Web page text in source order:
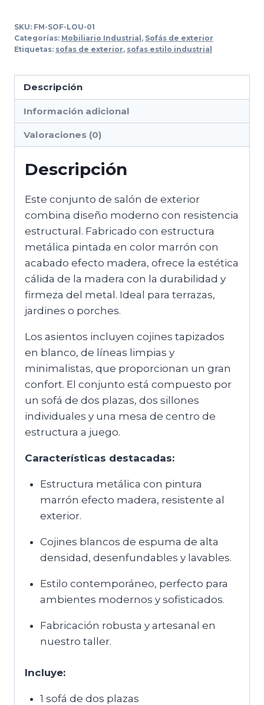
para
Exterior
SKU: FM-SOF-LOU-01
Categorías: Mobiliario Industrial , Sofás de exterior
Etiquetas: sofas de exterior, sofas estilo industrial
Descripción
Información adicional
Valoraciones (0)
Descripción
Este conjunto de salón de exterior
combina diseño moderno con resistencia
estructural. Fabricado con estructura
metálica pintada en color marrón con
acabado efecto madera, ofrece la estética
cálida de la madera con la durabilidad y
firmeza del metal. Ideal para terrazas,
jardines o porches.
Los asientos incluyen cojines tapizados
en blanco, de líneas limpias y
minimalistas, que proporcionan un gran
confort. El conjunto está compuesto por
un sofá de dos plazas, dos sillones
individuales y una mesa de centro de
estructura a juego.
Características destacadas:
Estructura metálica con pintura
marrón efecto madera, resistente al
exterior.
Cojines blancos de espuma de alta
densidad, desenfundables y lavables.
Estilo contemporáneo, perfecto para
ambientes modernos y sofisticados.
Fabricación robusta y artesanal en
nuestro taller.
Incluye:
1 sofá de dos plazas